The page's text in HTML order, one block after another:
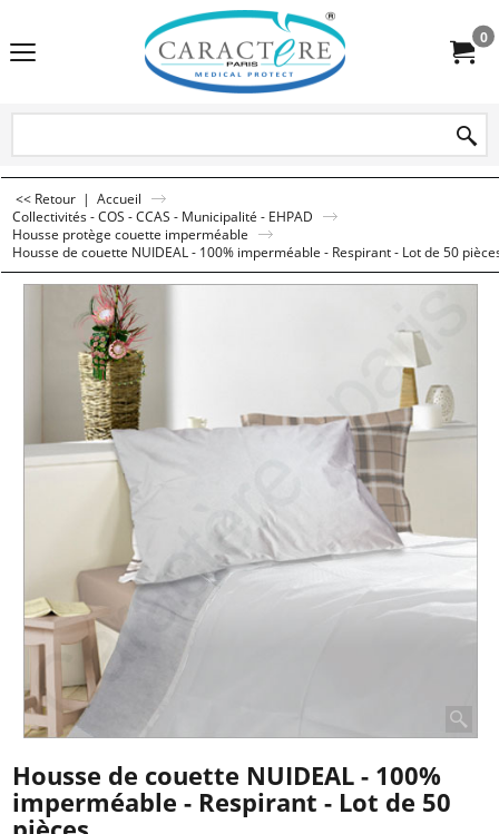
0
<< Retour | Accueil
Collectivités - COS - CCAS - Municipalité - EHPAD
Housse protège couette imperméable
Housse de couette NUIDEAL - 100% imperméable - Respirant - Lot de 50
Housse de couette NUIDEAL - 100%
imperméable - Respirant - Lot de 50